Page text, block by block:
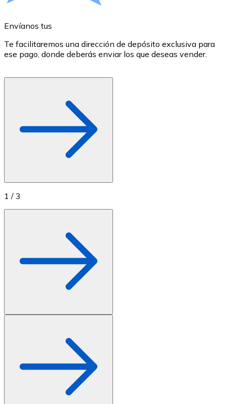
Tienda - Tarjetas regalo
Nuevo
Envíanos tus
Te facilitaremos una dirección de depósito exclusiva para
ese pago, donde deberás enviar los que deseas vender.
1 / 3